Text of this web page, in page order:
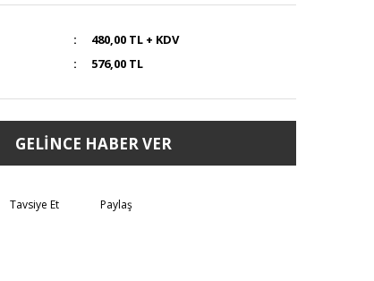
480,00 TL + KDV
576,00 TL
GELİNCE HABER VER
Tavsiye Et Paylaş